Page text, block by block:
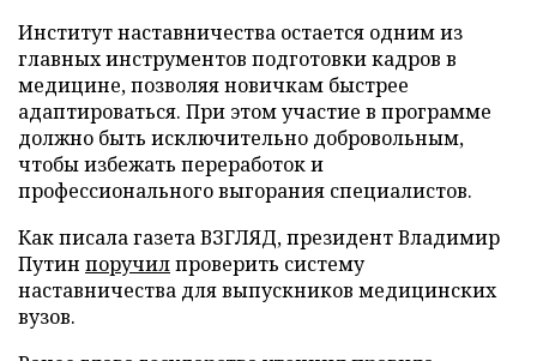
Институт наставничества остается одним из
главных инструментов подготовки кадров в
медицине, позволяя новичкам быстрее
адаптироваться. При этом участие в программе
должно быть исключительно добровольным,
чтобы избежать переработок и
профессионального выгорания специалистов.
Как писала газета ВЗГЛЯД, президент Владимир
Путин поручилпроверить систему
наставничества для выпускников медицинских
вузов.